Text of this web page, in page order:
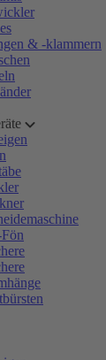
& -klammern